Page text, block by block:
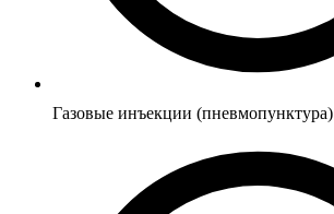
Газовые инъекции (пневмопунктура)